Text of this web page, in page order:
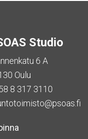
Studio
6 A
Oulu
8 317 3110